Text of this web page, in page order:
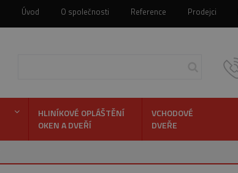
Úvod O společnosti Reference Prodejci
HLINÍKOVÉ OPLÁŠTĚNÍ
OKEN A DVEŘÍ
VCHODOVÉ
DVEŘE